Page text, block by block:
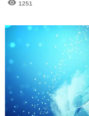
1251